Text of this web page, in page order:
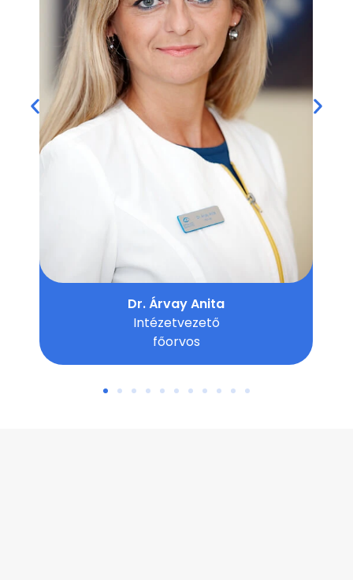
Dr. Fekete Orsolya
Szemész főorvos,
refraktív sebész